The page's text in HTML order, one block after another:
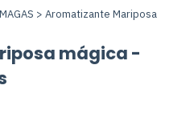
> Aromatizante Mariposa
mágica -